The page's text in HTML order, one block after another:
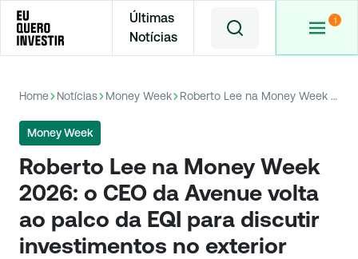
Últimas
Notícias
Home Notícias Money Week Roberto Lee na Money Week 2026: o CEO da Avenue volta ao palco da EQI para discutir investimentos no exterior
Money Week
Roberto Lee na Money Week
2026: o CEO da Avenue volta
ao palco da EQI para discutir
investimentos no exterior